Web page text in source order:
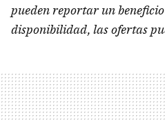
pueden reportar un
disponibilidad, las ofertas